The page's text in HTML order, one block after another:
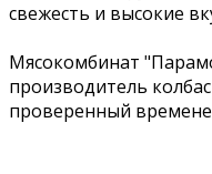
свежесть и высокие
Мясокомбинат
производитель
проверенный